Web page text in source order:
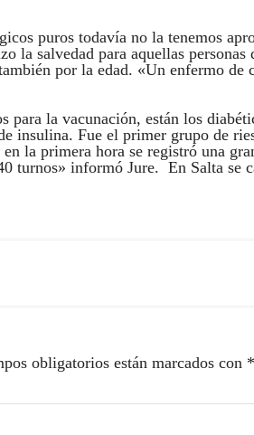
puros todavía no la tenemos
la salvedad para aquellas personas
por la edad. «Un enfermo de
para la vacunación, están los
insulina. Fue el primer grupo de
la primera hora se registró una
turnos» informó Jure. En Salta se
obligatorios están marcados con *